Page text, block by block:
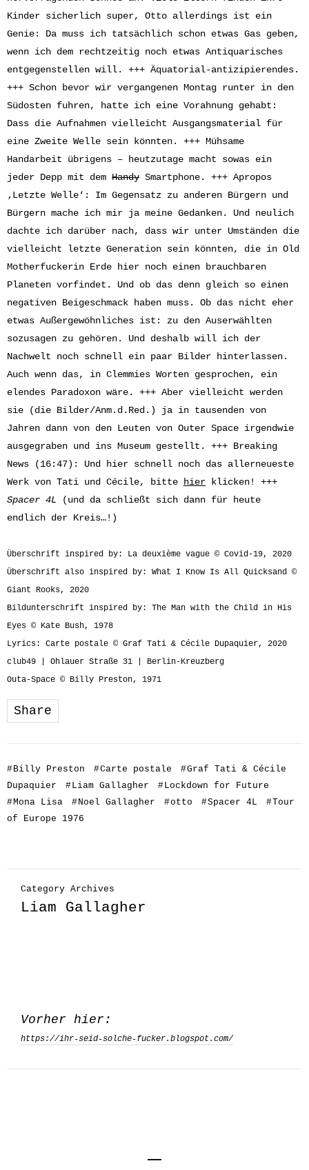
Kinder sicherlich super, Otto allerdings ist ein
Genie: Da muss ich tatsächlich schon etwas Gas geben,
wenn ich dem rechtzeitig noch etwas Antiquarisches
entgegenstellen will. +++ Äquatorial-antizipierendes.
+++ Schon bevor wir vergangenen Montag runter in den
Südosten fuhren, hatte ich eine Vorahnung gehabt:
Dass die Aufnahmen vielleicht Ausgangsmaterial für
eine Zweite Welle sein könnten. +++ Mühsame
Handarbeit übrigens – heutzutage macht sowas ein
jeder Depp mit dem Handy Smartphone. +++ Apropos
‚Letzte Welle‘: Im Gegensatz zu anderen Bürgern und
Bürgern mache ich mir ja meine Gedanken. Und neulich
dachte ich darüber nach, dass wir unter Umständen die
vielleicht letzte Generation sein könnten, die in Old
Motherfuckerin Erde hier noch einen brauchbaren
Planeten vorfindet. Und ob das denn gleich so einen
negativen Beigeschmack haben muss. Ob das nicht eher
etwas Außergewöhnliches ist: zu den Auserwählten
sozusagen zu gehören. Und deshalb will ich der
Nachwelt noch schnell ein paar Bilder hinterlassen.
Auch wenn das, in Clemmies Worten gesprochen, ein
elendes Paradoxon wäre. +++ Aber vielleicht werden
sie (die Bilder/Anm.d.Red.) ja in tausenden von
Jahren dann von den Leuten von Outer Space irgendwie
ausgegraben und ins Museum gestellt. +++ Breaking
News (16:47): Und hier schnell noch das allerneueste
Werk von Tati und Cécile, bitte hier klicken! +++
Spacer 4L (und da schließt sich dann für heute
endlich der Kreis…!)
Überschrift inspired by: La deuxième vague © Covid-19, 2020
Überschrift also inspired by: What I Know Is All Quicksand ©
Giant Rooks, 2020
Bildunterschrift inspired by: The Man with the Child in His
Eyes © Kate Bush, 1978
Lyrics: Carte postale © Graf Tati & Cécile Dupaquier, 2020
club49 | Ohlauer Straße 31 | Berlin-Kreuzberg
Outa-Space © Billy Preston, 1971
Share
#Billy Preston #Carte postale #Graf Tati & Cécile
Dupaquier
#Liam Gallagher #Lockdown for Future
#Mona Lisa #Noel Gallagher #otto #Spacer 4L #Tour
of Europe 1976
Category Archives
Liam Gallagher
Vorher hier:
https://ihr-seid-solche-fucker.blogspot.com/